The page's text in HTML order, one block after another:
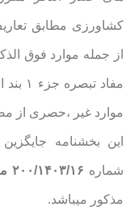
کشاورزی مطابق
از جمله موارد فوق
موارد غیر ،حصری از
این بخشنامه
شماره ۲۰۰/۱۴۰۳/۱۶ مورخ ۱۴۰۳/۷/۲۲
مذکور میباشد.